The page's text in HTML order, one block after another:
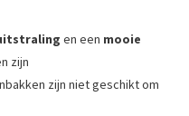
en een mooie
zijn
zijn niet geschikt om